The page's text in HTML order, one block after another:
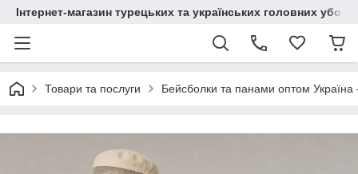
Інтернет-магазин турецьких та українських головних
Товари та послуги Бейсболки та панами оптом